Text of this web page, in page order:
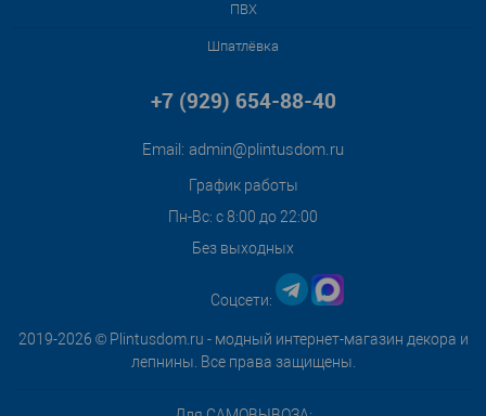
ПВХ
Шпатлёвка
2019-2026 © Plintusdom.ru - модный интернет-магазин декора и
лепнины. Все права защищены.
+7 (929) 654-88-40
Email: admin@plintusdom.ru
График работы
Пн-Вс: с 8:00 до 22:00
Без выходных
Соцсети: